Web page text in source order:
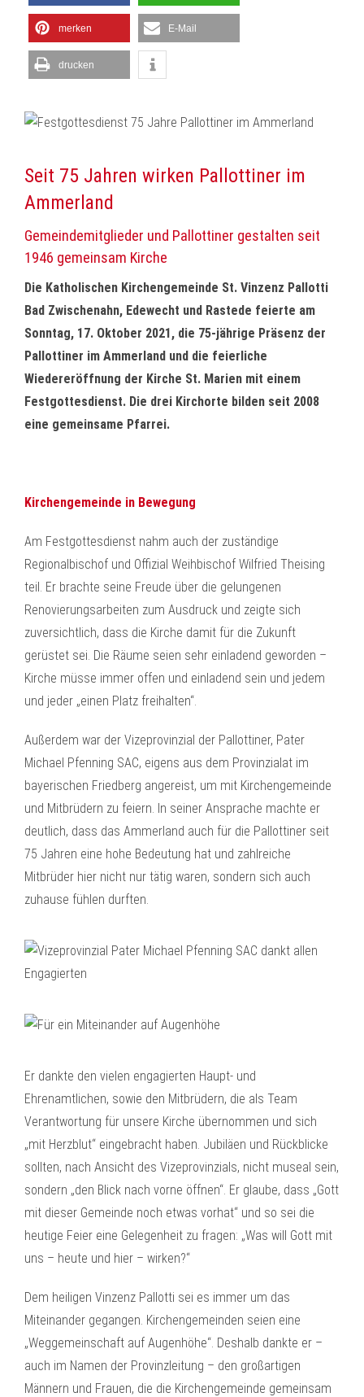
merken E-Mail
drucken
Seit 75 Jahren wirken Pallottiner im
Ammerland
Gemeindemitglieder und Pallottiner gestalten seit
1946 gemeinsam Kirche
Die Katholischen Kirchengemeinde St. Vinzenz Pallotti
Bad Zwischenahn, Edewecht und Rastede feierte am
Sonntag, 17. Oktober 2021, die 75-jährige Präsenz der
Pallottiner im Ammerland und die feierliche
Wiedereröffnung der Kirche St. Marien mit einem
Festgottesdienst. Die drei Kirchorte bilden seit 2008
eine gemeinsame Pfarrei.
Kirchengemeinde in Bewegung
Am Festgottesdienst nahm auch der zuständige
Regionalbischof und Offizial Weihbischof Wilfried Theising
teil. Er brachte seine Freude über die gelungenen
Renovierungsarbeiten zum Ausdruck und zeigte sich
zuversichtlich, dass die Kirche damit für die Zukunft
gerüstet sei. Die Räume seien sehr einladend geworden –
Kirche müsse immer offen und einladend sein und jedem
und jeder „einen Platz freihalten“.
Außerdem war der Vizeprovinzial der Pallottiner, Pater
Michael Pfenning SAC, eigens aus dem Provinzialat im
bayerischen Friedberg angereist, um mit Kirchengemeinde
und Mitbrüdern zu feiern. In seiner Ansprache machte er
deutlich, dass das Ammerland auch für die Pallottiner seit
75 Jahren eine hohe Bedeutung hat und zahlreiche
Mitbrüder hier nicht nur tätig waren, sondern sich auch
zuhause fühlen durften.
Er dankte den vielen engagierten Haupt- und
Ehrenamtlichen, sowie den Mitbrüdern, die als Team
Verantwortung für unsere Kirche übernommen und sich
„mit Herzblut“ eingebracht haben. Jubiläen und Rückblicke
sollten, nach Ansicht des Vizeprovinzials, nicht museal sein,
sondern „den Blick nach vorne öffnen“. Er glaube, dass „Gott
mit dieser Gemeinde noch etwas vorhat“ und so sei die
heutige Feier eine Gelegenheit zu fragen: „Was will Gott mit
uns – heute und hier – wirken?“
Dem heiligen Vinzenz Pallotti sei es immer um das
Miteinander gegangen. Kirchengemeinden seien eine
„Weggemeinschaft auf Augenhöhe“. Deshalb dankte er –
auch im Namen der Provinzleitung – den großartigen
Männern und Frauen, die die Kirchengemeinde gemeinsam